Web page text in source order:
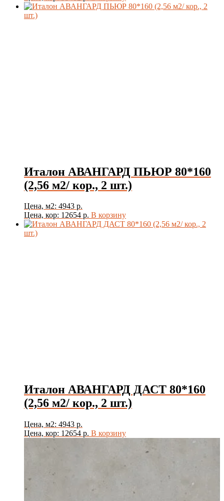
Италон АВАНГАРД ПЬЮР 80*160
(2,56 м2/ кор., 2 шт.)
Цена, м2: 4943 р.
Цена, кор: 12654 р. В корзину
Италон АВАНГАРД ДАСТ 80*160
(2,56 м2/ кор., 2 шт.)
Цена, м2: 4943 р.
Цена, кор: 12654 р. В корзину